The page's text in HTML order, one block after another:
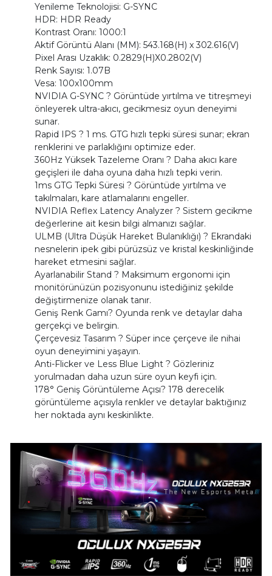
Yenileme Teknolojisi: G-SYNC
HDR: HDR Ready
Kontrast Oranı: 1000:1
Aktif Görüntü Alanı (MM): 543.168(H) x 302.616(V)
Pixel Arası Uzaklık: 0.2829(H)X0.2802(V)
Renk Sayısı: 1.07B
Vesa: 100x100mm
NVIDIA G-SYNC ? Görüntüde yırtılma ve titreşmeyi
önleyerek ultra-akıcı, gecikmesiz oyun deneyimi
sunar.
Rapid IPS ? 1 ms. GTG hızlı tepki süresi sunar; ekran
renklerini ve parlaklığını optimize eder.
360Hz Yüksek Tazeleme Oranı ? Daha akıcı kare
geçişleri ile daha oyuna daha hızlı tepki verin.
1ms GTG Tepki Süresi ? Görüntüde yırtılma ve
takılmaları, kare atlamalarını engeller.
NVIDIA Reflex Latency Analyzer ? Sistem gecikme
değerlerine ait kesin bilgi almanızı sağlar.
ULMB (Ultra Düşük Hareket Bulanıklığı) ? Ekrandaki
nesnelerin ipek gibi pürüzsüz ve kristal keskinliğinde
hareket etmesini sağlar.
Ayarlanabilir Stand ? Maksimum ergonomi için
monitörünüzün pozisyonunu istediğiniz şekilde
değiştirmenize olanak tanır.
Geniş Renk Gamı? Oyunda renk ve detaylar daha
gerçekçi ve belirgin.
Çerçevesiz Tasarım ? Süper ince çerçeve ile nihai
oyun deneyimini yaşayın.
Anti-Flicker ve Less Blue Light ? Gözleriniz
yorulmadan daha uzun süre oyun keyfi için.
178° Geniş Görüntüleme Açısı? 178 derecelik
görüntüleme açısıyla renkler ve detaylar baktığınız
her noktada aynı keskinlikte.